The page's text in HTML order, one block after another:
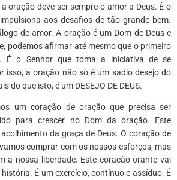
oração deve ser sempre o amor a Deus. É o
aos desafios de tão grande bem.
de amor. A oração é um Dom de Deus e
podemos afirmar até mesmo que o primeiro
É o Senhor que toma a iniciativa de se
isso, a oração não só é um sadio desejo do
do que isto, é um DESEJO DE DEUS.
um coração de oração que precisa ser
para crescer no Dom da oração. Este
da graça de Deus. O coração de
comprar com os nossos esforços, mas
a nossa liberdade. Este coração orante vai
É um exercício, contínuo e assíduo. É